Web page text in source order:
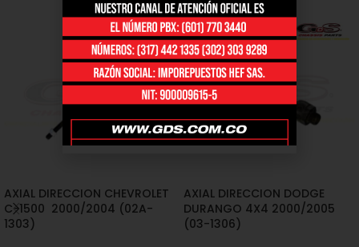
AXIAL DIRECCION CHEVROLET
C-1500 2000/2004 (02A-
1303)
AXIAL DIRECCION DODGE
DURANGO 4X4 2000/2005
(03-1306)